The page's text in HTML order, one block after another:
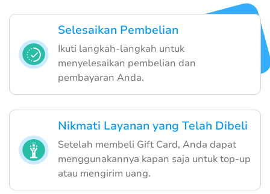
Selesaikan Pembelian
Ikuti langkah-langkah untuk
menyelesaikan pembelian dan
pembayaran Anda.
Nikmati Layanan yang Telah Dibeli
Setelah membeli Gift Card, Anda dapat
menggunakannya kapan saja untuk top-up
atau mengirim uang.